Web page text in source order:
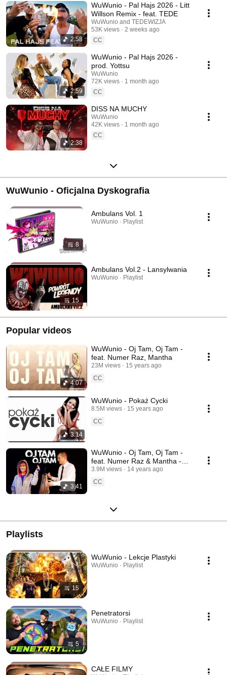
2:58
WuWunio - Pal Hajs 2026 - Litt
Willson Remix - feat. TEDE
WuWunio and TEDEWIZJA
53K views
2 weeks ago
CC
2:59
WuWunio - Pal Hajs 2026 -
prod. Yottsu
WuWunio
72K views
1 month ago
CC
2:38
DISS NA MUCHY
WuWunio
42K views
1 month ago
CC
WuWunio - Oficjalna Dyskografia
8
Ambulans Vol. 1
WuWunio · Playlist
15
Ambulans Vol.2 - Lansylwania
WuWunio · Playlist
Popular videos
4:07
WuWunio - Oj Tam, Oj Tam -
feat. Numer Raz, Mantha
23M views
15 years ago
CC
3:14
WuWunio - Pokaż Cycki
8.5M views
15 years ago
CC
3:41
WuWunio - Oj Tam, Oj Tam -
feat. Numer Raz & Mantha -
prod. Paff Bangerski
3.9M views
14 years ago
CC
Playlists
15
WuWunio - Lekcje Plastyki
WuWunio · Playlist
5
Penetratorsi
WuWunio · Playlist
CAŁE FILMY